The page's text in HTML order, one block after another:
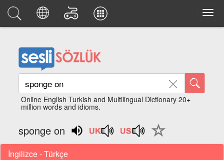
Online English Turkish and Multilingual Dictionary 20+
million words and idioms.
sponge on
İngilizce - Türkçe